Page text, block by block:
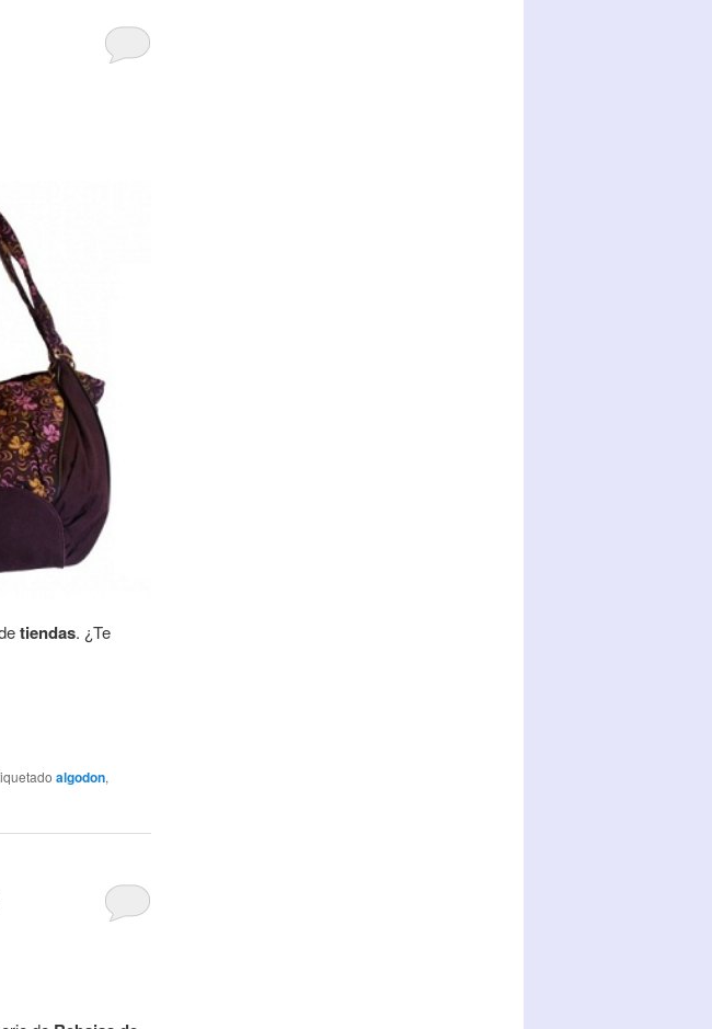
tiendas. ¿Te
algodon,